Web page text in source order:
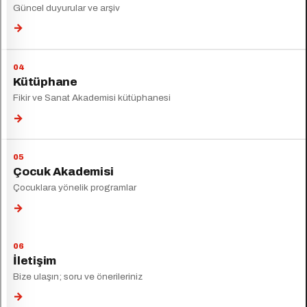
Güncel duyurular ve arşiv
→
Kütüphane
Fikir ve Sanat Akademisi kütüphanesi
→
Çocuk Akademisi
Çocuklara yönelik programlar
→
İletişim
Bize ulaşın; soru ve önerileriniz
→